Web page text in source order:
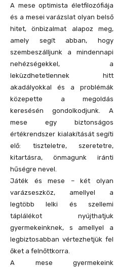
A mese optimista életfilozófiája
és a mesei varázslat olyan belső
hitet, önbizalmat alapoz meg,
amely segít abban, hogy
szembeszálljunk a mindennapi
nehézségekkel, a
leküzdhetetlennek hitt
akadályokkal és a problémák
közepette a megoldás
keresésén gondolkodjunk. A
mese egy biztonságos
értékrendszer kialakítását segíti
elő: tiszteletre, szeretetre,
kitartásra, önmagunk iránti
hűségre nevel.
Játék és mese – két olyan
varázseszköz, amellyel a
legtöbb lelki és szellemi
táplálékot nyújthatjuk
gyermekeinknek, s amellyel a
legbiztosabban vértezhetjük fel
őket a felnőttkorra.
A mese gyermekeink